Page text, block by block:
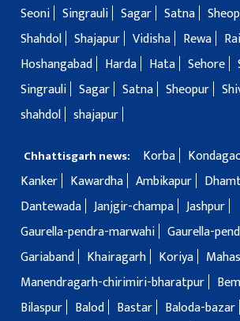
Seoni Singrauli Sagar Satna
Shahdol Shajapur Vidisha Rewa
Hoshangabad
Harda Hata Sehore
Singrauli Sagar Satna Sheopur
shahdol shajapur
Chhattisgarh news: Korba
Kanker
Kawardha Ambikapur
Dantewada Janjgir-champa Jashpur
Gaurella-pendra-marwahi Gaurella-
Gariaband
Khairagarh Koriya
Manendragarh-chirimiri-bharatpur
Bilaspur
Balod Bastar Baloda-bazar